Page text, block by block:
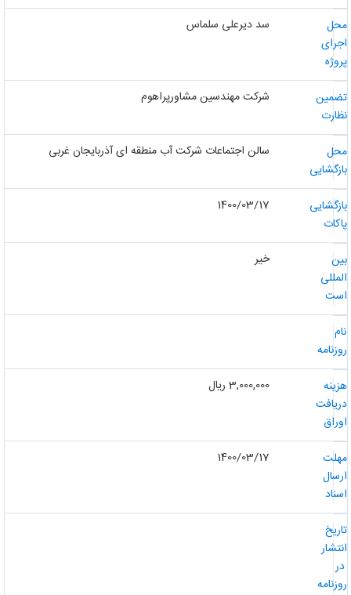
سد دیرعلی سلماس
شرکت مهندسین مشاورپراهوم
سالن اجتماعات شرکت آب منطقه ای آذربایجان غربی
1400/03/17
خیر
3,000,000 ریال
1400/03/17